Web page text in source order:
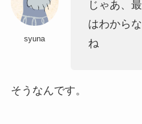
syuna
じゃあ、
はわから
ね
そうなんです。